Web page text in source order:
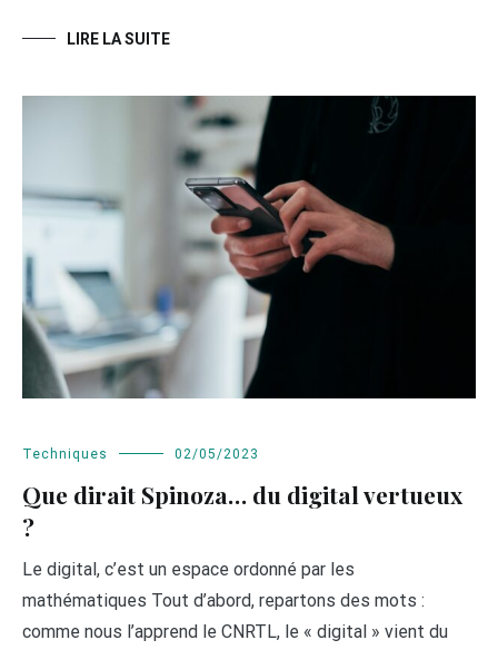
LIRE LA SUITE
Techniques 02/05/2023
Que dirait Spinoza… du digital vertueux
?
Le digital, c’est un espace ordonné par les
mathématiques Tout d’abord, repartons des mots :
comme nous l’apprend le CNRTL, le « digital » vient du